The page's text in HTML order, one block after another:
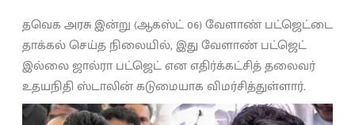
தவெக அரசு இன்று (ஆகஸ்ட் 06) வேளாண் பட்ஜெட்டை
தாக்கல் செய்த நிலையில், இது வேளாண் பட்ஜெட்
இல்லை ஜால்ரா பட்ஜெட் என எதிர்க்கட்சித் தலைவர்
உதயநிதி ஸ்டாலின் கடுமையாக விமர்சித்துள்ளார்.